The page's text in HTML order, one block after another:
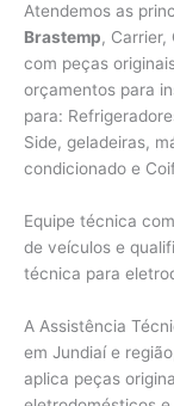
Atendemos as
Brastemp, Carrier,
com peças
orçamentos para
para:
Side, geladeiras,
condicionado e
Equipe técnica
de veículos e
técnica para
A Assistência
em Jundiaí e
aplica peças